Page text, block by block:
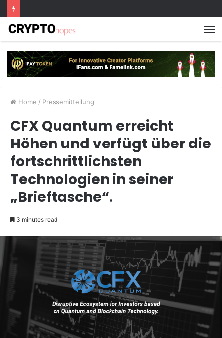
Home / Pressemitteilung
CFX Quantum erreicht
Höhen und verfügt über die
fortschrittlichsten
Technologien in seiner
„Brieftasche“.
3 minutes read